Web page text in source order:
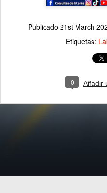
Publicado 21st March
Etiquetas:
0 Añadir